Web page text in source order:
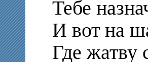
Тебе
И вот на
Где жатву